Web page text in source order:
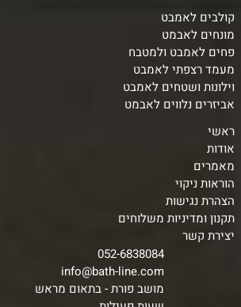
קולבים לאמבט
מונחים לאבמט
פחים לאמבט ולמטבח
מעמד רצפתי לאמבט
וילונות ושטחים לאמבט
אביזרים נלווים לאבמט
ראשי
אודות
מאמרים
הוראות ניקוי
הצהרת נגישות
תקנון ומדיניות משלוחים
יצירת קשר
052-6838084
info@bath-line.com
מושב פורת - בתאום מראש